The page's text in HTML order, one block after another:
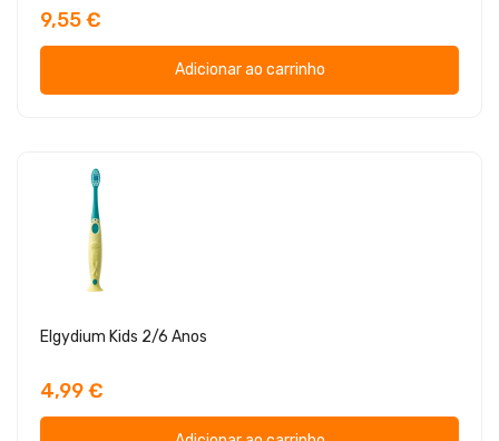
9,55 €
Adicionar ao carrinho
Elgydium Kids 2/6 Anos
4,99 €